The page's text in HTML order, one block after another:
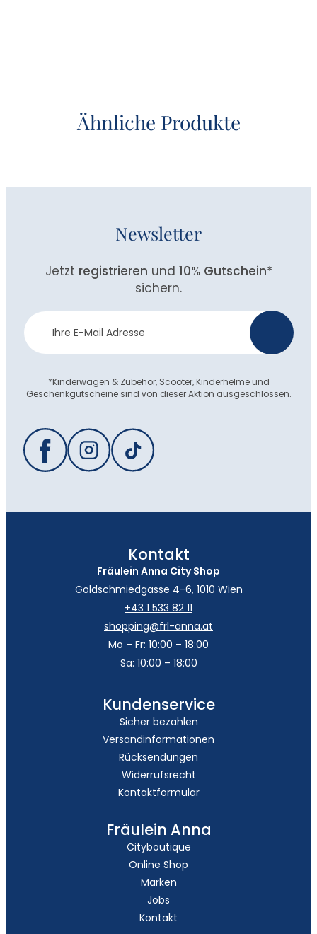
Ähnliche Produkte
Newsletter
Jetzt registrieren und 10% Gutschein*
sichern.
Newsletter
Anmeldung
*Kinderwägen & Zubehör, Scooter, Kinderhelme und
Geschenkgutscheine sind von dieser Aktion ausgeschlossen.
Kontakt
Fräulein Anna City Shop
Goldschmiedgasse 4-6, 1010 Wien
+43 1 533 82 11
shopping@frl-anna.at
Mo – Fr: 10:00 – 18:00
Sa: 10:00 – 18:00
Kundenservice
Sicher bezahlen
Versandinformationen
Rücksendungen
Widerrufsrecht
Kontaktformular
Fräulein Anna
Cityboutique
Online Shop
Marken
Jobs
Kontakt